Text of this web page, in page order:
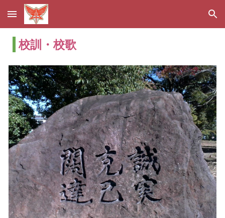
Skip to main content Skip to navigation
校訓・校歌